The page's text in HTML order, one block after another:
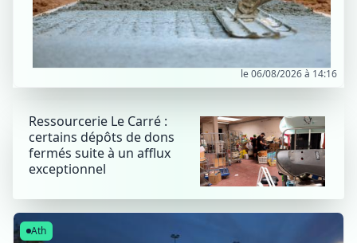
le 06/08/2026 à 14:16
Ressourcerie Le Carré :
certains dépôts de dons
fermés suite à un afflux
exceptionnel
Ath